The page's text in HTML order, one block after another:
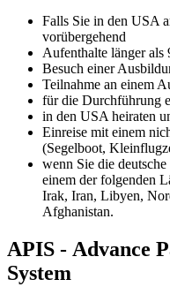
Falls Sie in den USA
vorübergehend
Aufenthalte länger als
Besuch einer
Teilnahme an einem
für die Durchführung
in den USA heiraten
Einreise mit einem
(Segelboot,
wenn Sie die
einem der folgenden
Irak, Iran, Libyen,
Afghanistan.
APIS - Advance
System